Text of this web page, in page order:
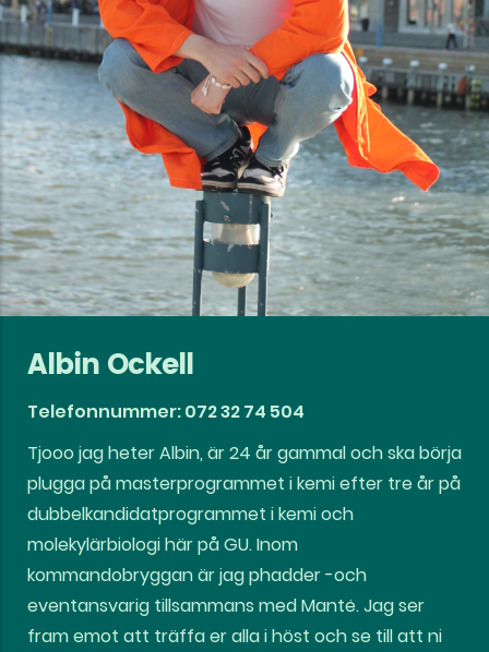
Albin Ockell
Telefonnummer: 072 32 74 504
Tjooo jag heter Albin, är 24 år gammal och ska börja
plugga på masterprogrammet i kemi efter tre år på
dubbelkandidatprogrammet i kemi och
molekylärbiologi här på GU. Inom
kommandobryggan är jag phadder -och
eventansvarig tillsammans med Mantė. Jag ser
fram emot att träffa er alla i höst och se till att ni